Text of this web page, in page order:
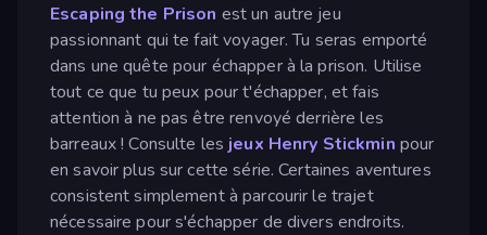
Escaping the Prison est un autre jeu
passionnant qui te fait voyager. Tu seras emporté
dans une quête pour échapper à la prison. Utilise
tout ce que tu peux pour t'échapper, et fais
attention à ne pas être renvoyé derrière les
barreaux ! Consulte les jeux Henry Stickmin pour
en savoir plus sur cette série. Certaines aventures
consistent simplement à parcourir le trajet
nécessaire pour s'échapper de divers endroits.